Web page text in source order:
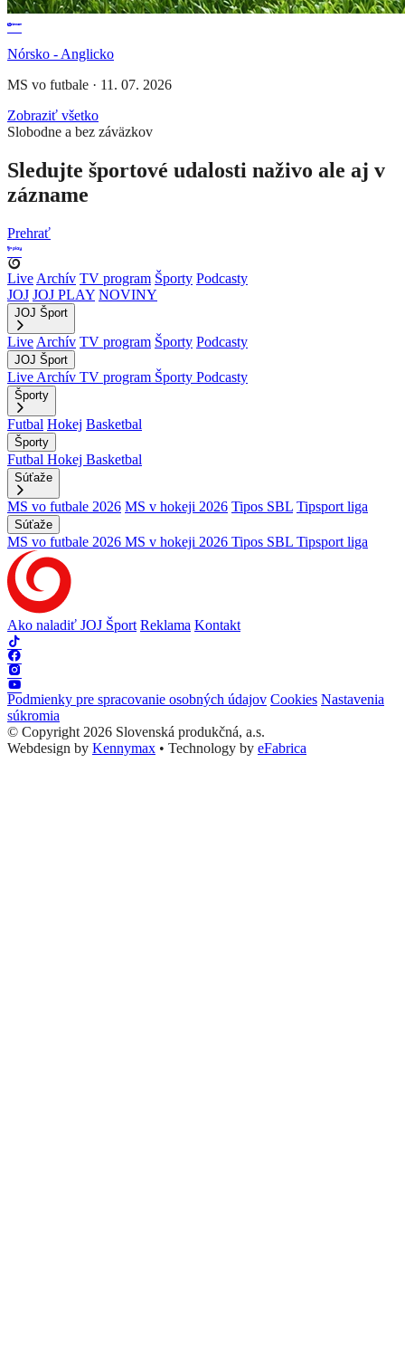
Nórsko - Anglicko
MS vo futbale · 11. 07. 2026
Zobraziť všetko
Slobodne a bez záväzkov
Sledujte športové udalosti naživo ale aj v
zázname
Prehrať
Live Archív TV program Športy Podcasty
JOJ JOJ PLAY NOVINY
JOJ Šport
Live Archív TV program Športy Podcasty
JOJ Šport
Live Archív TV program Športy Podcasty
Športy
Futbal Hokej Basketbal
Športy
Futbal Hokej Basketbal
Súťaže
MS vo futbale 2026 MS v hokeji 2026 Tipos SBL Tipsport liga
Súťaže
MS vo futbale 2026 MS v hokeji 2026 Tipos SBL Tipsport liga
Ako naladiť JOJ Šport Reklama Kontakt
Podmienky pre spracovanie osobných údajov Cookies Nastavenia
súkromia
© Copyright 2026 Slovenská produkčná, a.s.
Webdesign by Kennymax • Technology by eFabrica